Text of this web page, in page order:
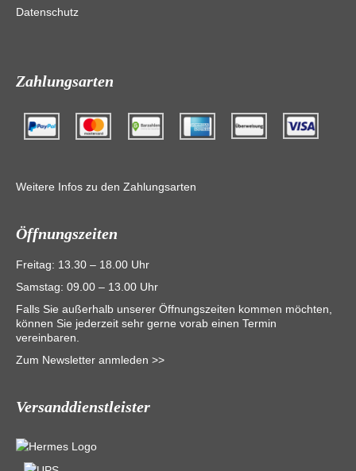
Datenschutz
Zahlungsarten
Weitere Infos zu den Zahlungsarten
Öffnungszeiten
Freitag: 13.30 – 18.00 Uhr
Samstag: 09.00 – 13.00 Uhr
Falls Sie außerhalb unserer Öffnungszeiten kommen möchten,
können Sie jederzeit sehr gerne vorab einen Termin
vereinbaren.
Zum Newsletter anmleden >>
Versanddienstleister